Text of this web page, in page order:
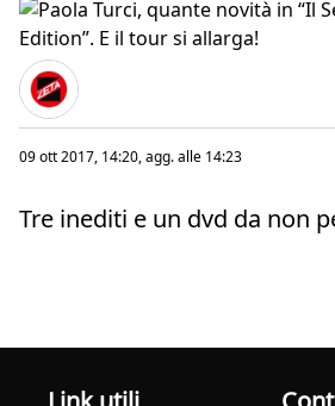
09 ott 2017, 14:20, agg. alle 14:23
Tre inediti e un dvd da non